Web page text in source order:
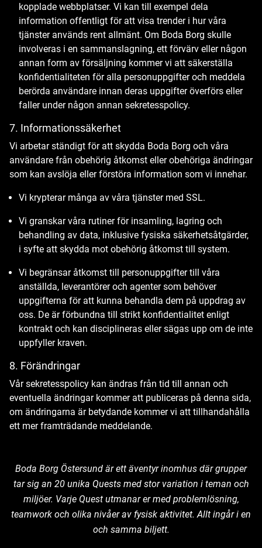
kopplade webbplatser. Vi kan till exempel dela
information offentligt för att visa trender i hur våra
tjänster används rent allmänt. Om Boda Borg skulle
involveras i en sammanslagning, ett förvärv eller någon
annan form av försäljning kommer vi att säkerställa
konfidentialiteten för alla personuppgifter och meddela
berörda användare innan deras uppgifter överförs eller
faller under någon annan sekretesspolicy.
7. Informationssäkerhet
Vi arbetar ständigt för att skydda Boda Borg och våra
användare från obehörig åtkomst eller obehöriga ändringar
som kan avslöja eller förstöra information som vi innehar.
Vi krypterar många av våra tjänster med SSL.
Vi granskar våra rutiner för insamling, lagring och
behandling av data, inklusive fysiska säkerhetsåtgärder,
i syfte att skydda mot obehörig åtkomst till system.
Vi begränsar åtkomst till personuppgifter till våra
anställda, leverantörer och agenter som behöver
uppgifterna för att kunna behandla dem på uppdrag av
oss. De är förbundna till strikt konfidentialitet enligt
kontrakt och kan disciplineras eller sägas upp om de inte
uppfyller kraven.
8. Förändringar
Vår sekretesspolicy kan ändras från tid till annan och
eventuella ändringar kommer att publiceras på denna sida,
om ändringarna är betydande kommer vi att tillhandahålla
ett mer framträdande meddelande.
Boda Borg Östersund är ett äventyr inomhus där grupper
tar sig an 20 unika Quests med stor variation i teman och
miljöer. Varje Quest utmanar er med problemlösning,
teamwork och olika nivåer av fysisk aktivitet. Allt ingår i en
och samma biljett.